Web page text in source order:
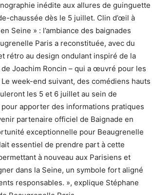
inédite aux allures de guinguette
chaussée dès le 5 juillet. Clin d’œil à
Seine » : l’ambiance des baignades
Paris a reconstituée, avec du
rétro au design ondulant inspiré de la
Joachim Roncin – qui a œuvré pour les
week-end suivant, des comédiens hauts
les 5 et 6 juillet au sein de
apporter des informations pratiques
partenaire officiel de Baignade en
exceptionnelle pour Beaugrenelle
essentiel de prendre part à cette
à nouveau aux Parisiens et
dans la Seine, un symbole fort aligné
responsables. », explique Stéphane